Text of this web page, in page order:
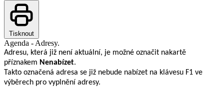
Tisknout
Agenda - Adresy.
Adresu, která již není aktuální, je možné označit nakartě
příznakem Nenabízet.
Takto označená adresa se již nebude nabízet na klávesu F1 ve
výběrech pro vyplnění adresy.